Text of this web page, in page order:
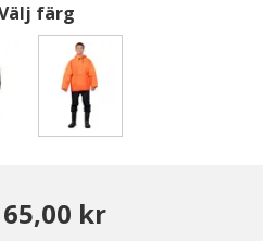
färg
kr